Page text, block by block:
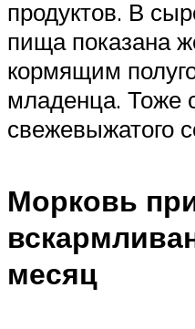
продуктов. В
пища показана
кормящим
младенца. Тоже
свежевыжатого
Морковь
месяц